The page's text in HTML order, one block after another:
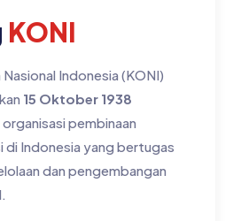
KONI
Indonesia (KONI)
15 Oktober 1938
pembinaan
di Indonesia yang bertugas
dan pengembangan